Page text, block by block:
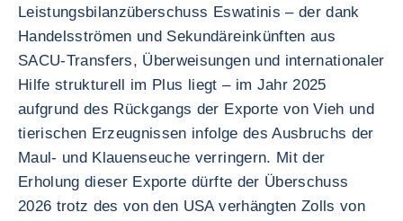
Leistungsbilanzüberschuss Eswatinis – der dank
Handelsströmen und Sekundäreinkünften aus
SACU-Transfers, Überweisungen und internationaler
Hilfe strukturell im Plus liegt – im Jahr 2025
aufgrund des Rückgangs der Exporte von Vieh und
tierischen Erzeugnissen infolge des Ausbruchs der
Maul- und Klauenseuche verringern. Mit der
Erholung dieser Exporte dürfte der Überschuss
2026 trotz des von den USA verhängten Zolls von